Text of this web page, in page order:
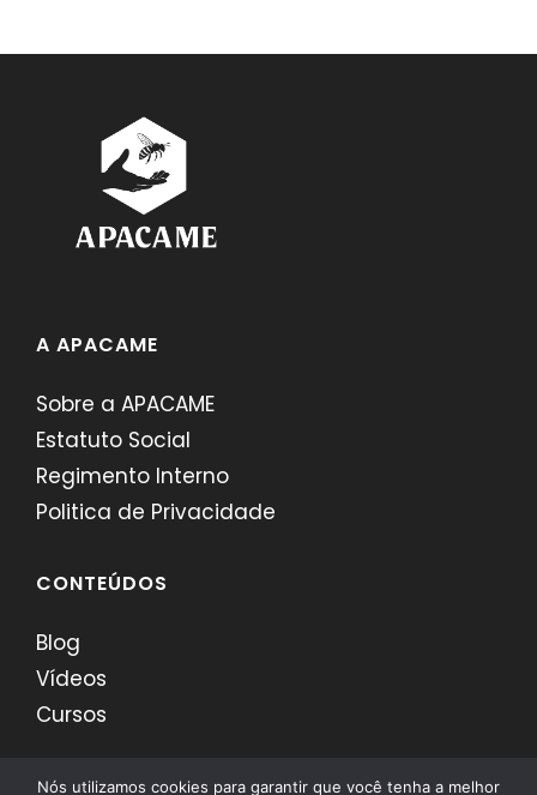
A APACAME
Sobre a APACAME
Estatuto Social
Regimento Interno
Politica de Privacidade
CONTEÚDOS
Blog
Vídeos
Cursos
Nós utilizamos cookies para garantir que você tenha a melhor